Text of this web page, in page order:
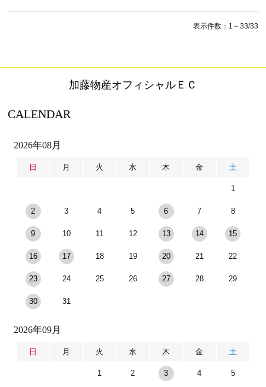
表示件数：1～33/33
加藤物産オフィシャルＥＣ
CALENDAR
2026年08月
日 月 火 水 木 金 土
1
2 3 4 5 6 7 8
9 10 11 12 13 14 15
16 17 18 19 20 21 22
23 24 25 26 27 28 29
30 31
2026年09月
日 月 火 水 木 金 土
1 2 3 4 5